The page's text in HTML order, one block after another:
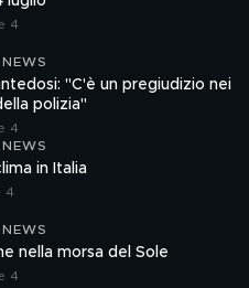
4
"C'è un pregiudizio nei
polizia"
4
in Italia
4
nella morsa del Sole
4